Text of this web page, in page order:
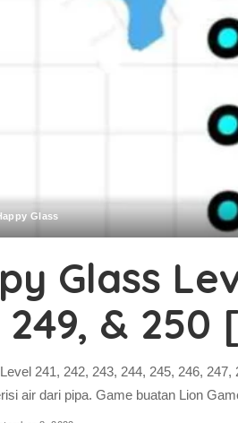
Glass
Glass
249, & 250
241, 242, 243, 244, 245, 246,
air dari pipa. Game buatan Lion